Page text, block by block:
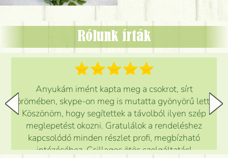
Rólunk írták
Anyukám imént kapta meg a csokrot, sírt
örömében, skype-on meg is mutatta gyönyörű lett.
Köszönöm, hogy segítettek a távolból ilyen szép
meglepetést okozni. Gratulálok a rendeléshez
kapcsolódó minden részlet profi, megbízható
intézéséhez. Csillagos ötös szolgáltatás!